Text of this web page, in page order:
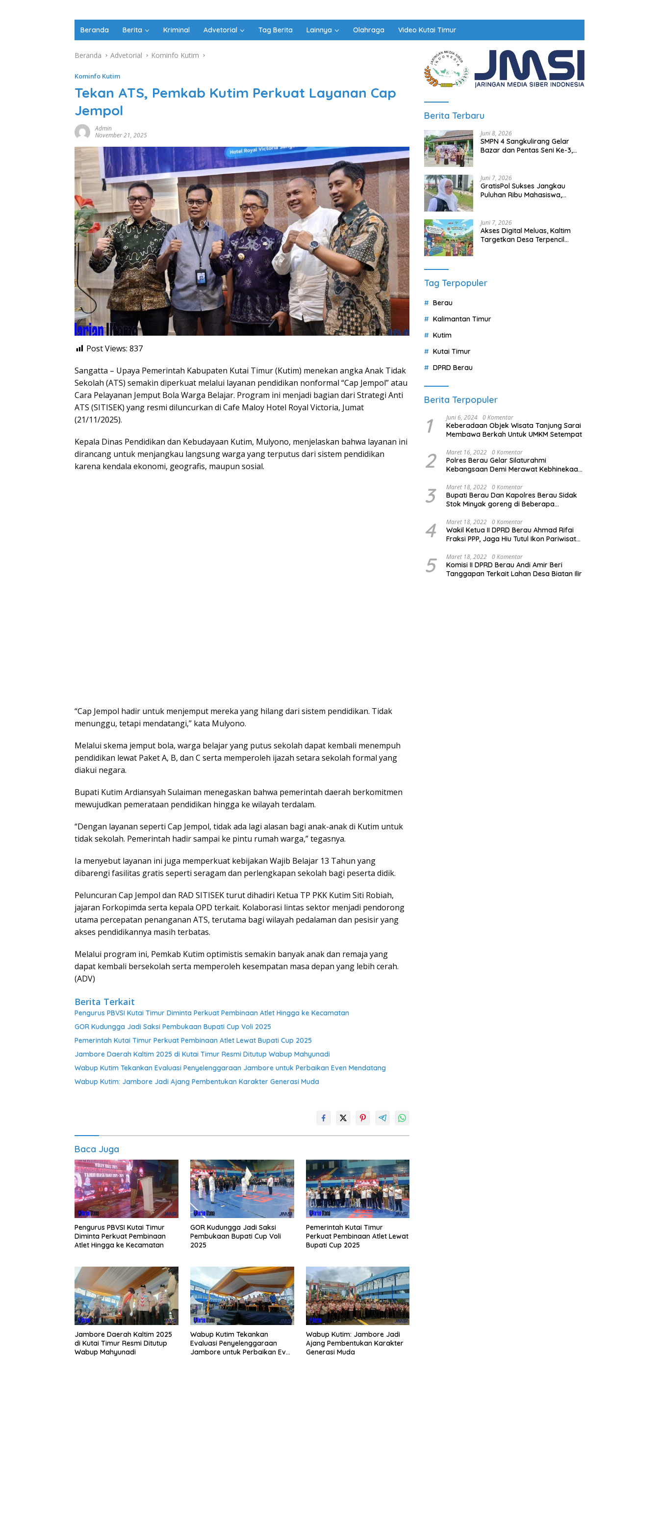
Beranda Berita Kriminal Advetorial Tag Berita Lainnya Olahraga Video Kutai Timur
Beranda Advetorial Kominfo Kutim
Kominfo Kutim
Tekan ATS, Pemkab Kutim Perkuat Layanan Cap
Jempol
Admin
November 21, 2025
Post Views: 837
Sangatta – Upaya Pemerintah Kabupaten Kutai Timur (Kutim) menekan angka Anak Tidak
Sekolah (ATS) semakin diperkuat melalui layanan pendidikan nonformal “Cap Jempol” atau
Cara Pelayanan Jemput Bola Warga Belajar. Program ini menjadi bagian dari Strategi Anti
ATS (SITISEK) yang resmi diluncurkan di Cafe Maloy Hotel Royal Victoria, Jumat
(21/11/2025).
Kepala Dinas Pendidikan dan Kebudayaan Kutim, Mulyono, menjelaskan bahwa layanan ini
dirancang untuk menjangkau langsung warga yang terputus dari sistem pendidikan
karena kendala ekonomi, geografis, maupun sosial.
“Cap Jempol hadir untuk menjemput mereka yang hilang dari sistem pendidikan. Tidak
menunggu, tetapi mendatangi,” kata Mulyono.
Melalui skema jemput bola, warga belajar yang putus sekolah dapat kembali menempuh
pendidikan lewat Paket A, B, dan C serta memperoleh ijazah setara sekolah formal yang
diakui negara.
Bupati Kutim Ardiansyah Sulaiman menegaskan bahwa pemerintah daerah berkomitmen
mewujudkan pemerataan pendidikan hingga ke wilayah terdalam.
“Dengan layanan seperti Cap Jempol, tidak ada lagi alasan bagi anak-anak di Kutim untuk
tidak sekolah. Pemerintah hadir sampai ke pintu rumah warga,” tegasnya.
Ia menyebut layanan ini juga memperkuat kebijakan Wajib Belajar 13 Tahun yang
dibarengi fasilitas gratis seperti seragam dan perlengkapan sekolah bagi peserta didik.
Peluncuran Cap Jempol dan RAD SITISEK turut dihadiri Ketua TP PKK Kutim Siti Robiah,
jajaran Forkopimda serta kepala OPD terkait. Kolaborasi lintas sektor menjadi pendorong
utama percepatan penanganan ATS, terutama bagi wilayah pedalaman dan pesisir yang
akses pendidikannya masih terbatas.
Melalui program ini, Pemkab Kutim optimistis semakin banyak anak dan remaja yang
dapat kembali bersekolah serta memperoleh kesempatan masa depan yang lebih cerah.
(ADV)
Berita Terkait
Pengurus PBVSI Kutai Timur Diminta Perkuat Pembinaan Atlet Hingga ke Kecamatan
GOR Kudungga Jadi Saksi Pembukaan Bupati Cup Voli 2025
Pemerintah Kutai Timur Perkuat Pembinaan Atlet Lewat Bupati Cup 2025
Jambore Daerah Kaltim 2025 di Kutai Timur Resmi Ditutup Wabup Mahyunadi
Wabup Kutim Tekankan Evaluasi Penyelenggaraan Jambore untuk Perbaikan Even Mendatang
Wabup Kutim: Jambore Jadi Ajang Pembentukan Karakter Generasi Muda
Baca Juga
Pengurus PBVSI Kutai Timur
Diminta Perkuat Pembinaan
Atlet Hingga ke Kecamatan
GOR Kudungga Jadi Saksi
Pembukaan Bupati Cup Voli
2025
Pemerintah Kutai Timur
Perkuat Pembinaan Atlet Lewat
Bupati Cup 2025
Jambore Daerah Kaltim 2025
di Kutai Timur Resmi Ditutup
Wabup Mahyunadi
Wabup Kutim Tekankan
Evaluasi Penyelenggaraan
Jambore untuk Perbaikan Even
Wabup Kutim: Jambore Jadi
Ajang Pembentukan Karakter
Generasi Muda
Berita Terbaru
Juni 8, 2026
SMPN 4 Sangkulirang Gelar
Bazar dan Pentas Seni Ke-3,
Juni 7, 2026
GratisPol Sukses Jangkau
Puluhan Ribu Mahasiswa,
Juni 7, 2026
Akses Digital Meluas, Kaltim
Targetkan Desa Terpencil
Tag Terpopuler
Berau
Kalimantan Timur
Kutim
Kutai Timur
DPRD Berau
Berita Terpopuler
1 Juni 6, 2024 0 Komentar
Keberadaan Objek Wisata Tanjung Sarai
Membawa Berkah Untuk UMKM Setempat
2 Maret 16, 2022 0 Komentar
Polres Berau Gelar Silaturahmi
Kebangsaan Demi Merawat Kebhinekaan
3 Maret 18, 2022 0 Komentar
Bupati Berau Dan Kapolres Berau Sidak
Stok Minyak goreng di Beberapa
4 Maret 18, 2022 0 Komentar
Wakil Ketua II DPRD Berau Ahmad Rifai
Fraksi PPP, Jaga Hiu Tutul Ikon Pariwisata
5 Maret 18, 2022 0 Komentar
Komisi II DPRD Berau Andi Amir Beri
Tanggapan Terkait Lahan Desa Biatan Ilir